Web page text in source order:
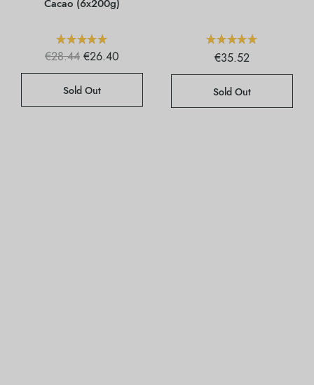
Cacao (6x200g)
€28.44 Il prezzo
era:
€28.44.
€26.40
attuale
Sold Out
€35.52
Sold Out